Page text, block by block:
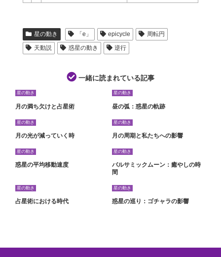
星の動き 「e」 epicycle
周転円
天動説
惑星の動き 逆行
一緒に読まれている記事
星の動き
月の満ち欠けと占星術
星の動き
昼の弧：惑星の軌跡
星の動き
月の光が減っていく時
星の動き
月の周期と私たちへの影響
星の動き
惑星の平均移動速度
星の動き
バルサミックムーン：癒やしの時
間
星の動き
占星術における時代
星の動き
惑星の巡り：ゴチャラの影響